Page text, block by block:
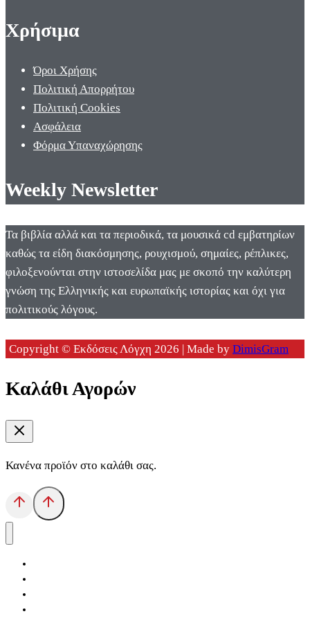
Χρήσιμα
Όροι Χρήσης
Πολιτική Απορρήτου
Πολιτική Cookies
Ασφάλεια
Φόρμα Υπαναχώρησης
Weekly Newsletter
Τα βιβλία αλλά και τα περιοδικά, τα μουσικά cd εμβατηρίων
καθώς τα είδη διακόσμησης, ρουχισμού, σημαίες, ρέπλικες,
φιλοξενούνται στην ιστοσελίδα μας με σκοπό την καλύτερη
γνώση της Ελληνικής και ευρωπαϊκής ιστορίας και όχι για
πολιτικούς λόγους.
Copyright © Εκδόσεις Λόγχη 2026 | Made by DimisGram
Καλάθι Αγορών
Κανένα προϊόν στο καλάθι σας.